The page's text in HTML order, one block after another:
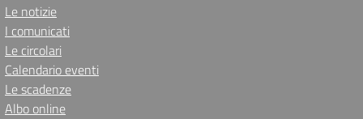
Le notizie
I comunicati
Le circolari
Calendario eventi
Le scadenze
Albo online